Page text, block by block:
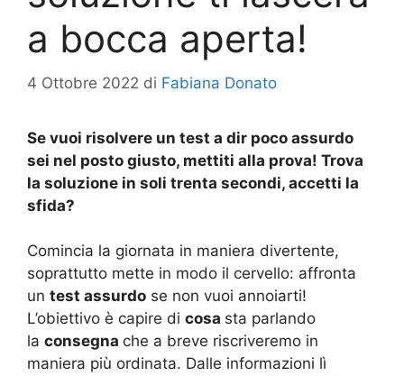
a bocca aperta!
4 Ottobre 2022 di Fabiana Donato
Se vuoi risolvere un test a dir poco assurdo
sei nel posto giusto, mettiti alla prova! Trova
la soluzione in soli trenta secondi, accetti la
sfida?
Comincia la giornata in maniera divertente,
soprattutto mette in modo il cervello: affronta
un test assurdo se non vuoi annoiarti!
L’obiettivo è capire di cosa sta parlando
la consegna che a breve riscriveremo in
maniera più ordinata. Dalle informazioni lì